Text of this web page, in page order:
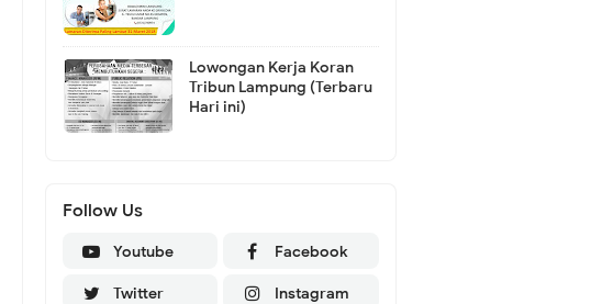
Lowongan Kerja Koran
Tribun Lampung (Terbaru
Hari ini)
Follow Us
Youtube Facebook
Twitter Instagram